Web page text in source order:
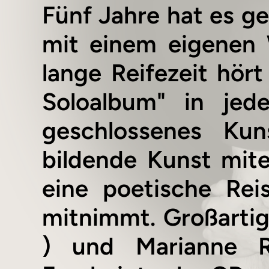
Fünf Jahre hat es
mit einem
lange Reifezeit
Soloalbum" in
geschlossenes
bildende Kunst
eine poetische
mitnimmt.
) und Marianne